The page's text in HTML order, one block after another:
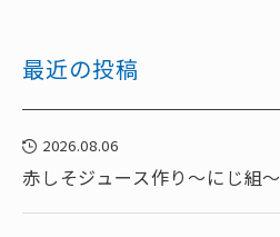
最近の投稿
2026.08.06
赤しそジュース作り～にじ組～